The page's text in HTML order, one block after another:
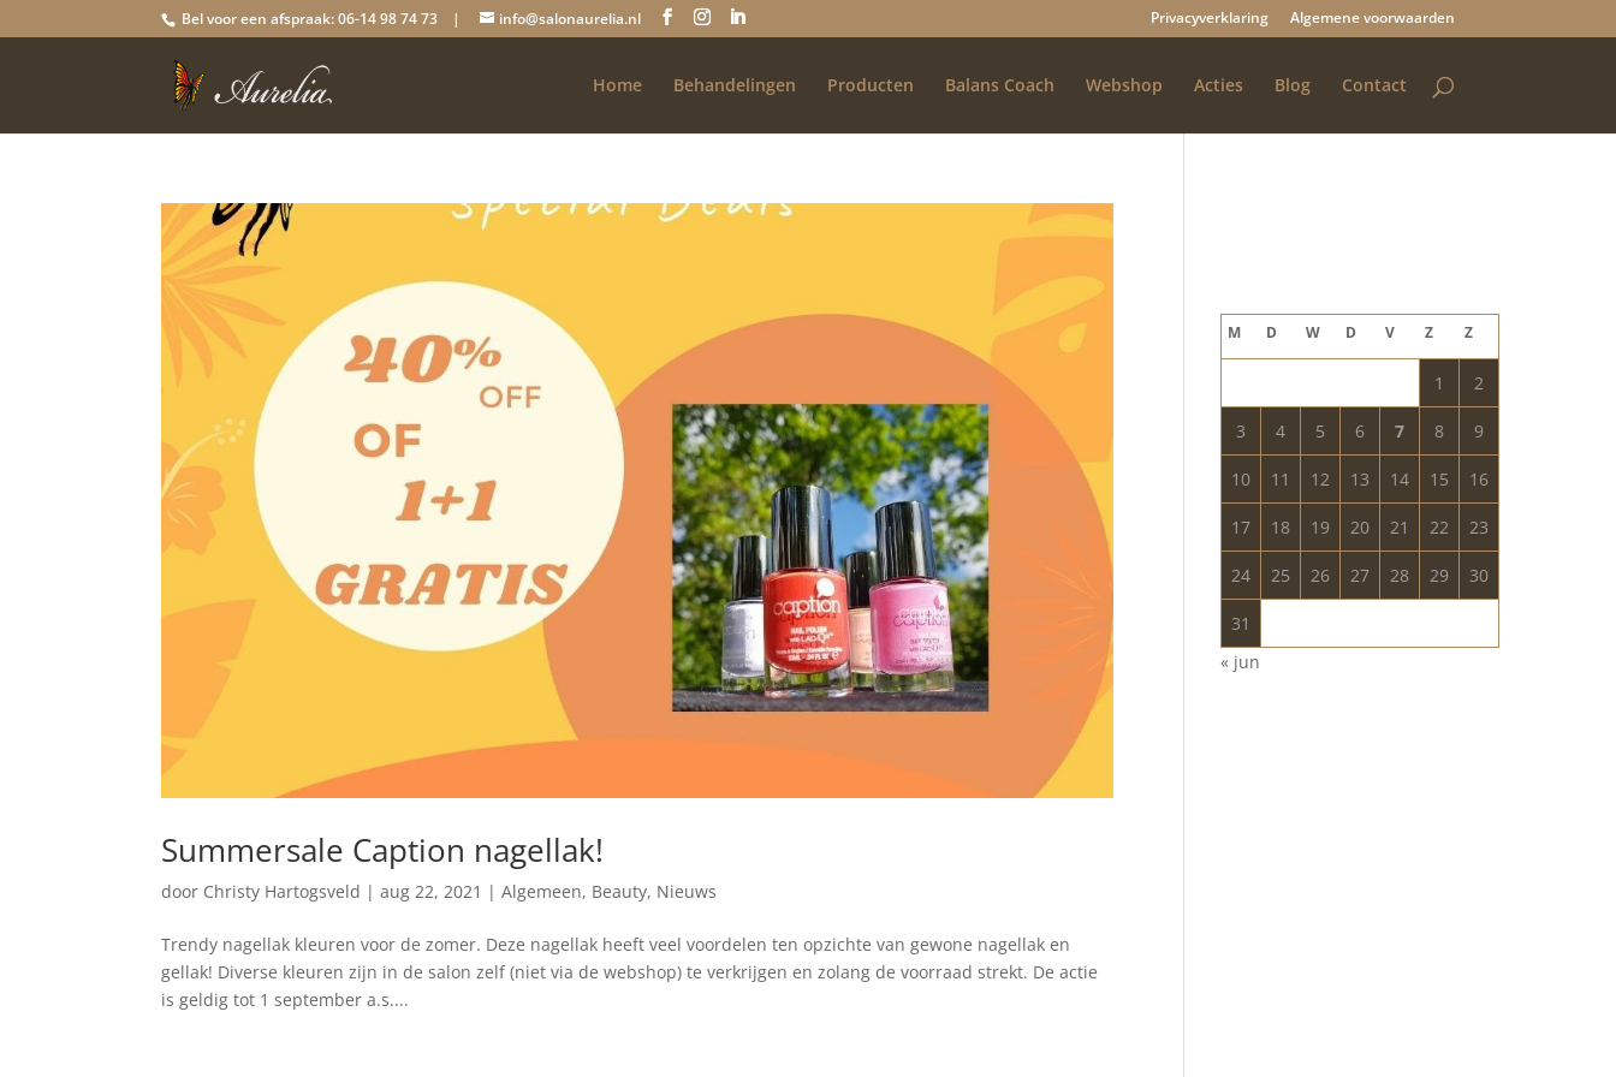
Bel voor een afspraak: 06-14 98 74 73 | info@salonaurelia.nl Privacyverklaring Algemene voorwaarden
Home Behandelingen Producten Balans Coach Webshop Acties Blog Contact
Summersale Caption nagellak!
door Christy Hartogsveld |aug 22, 2021 |Algemeen, Beauty, Nieuws
Trendy nagellak kleuren voor de zomer. Deze nagellak heeft veel voordelen ten opzichte van gewone nagellak en
gellak! Diverse kleuren zijn in de salon zelf (niet via de webshop) te verkrijgen en zolang de voorraad strekt. De actie
is geldig tot 1 september a.s....
M D W D V Z Z
1 2
3 4 5 6 7 8 9
10 11 12 13 14 15 16
17 18 19 20 21 22 23
24 25 26 27 28 29 30
31
« jun